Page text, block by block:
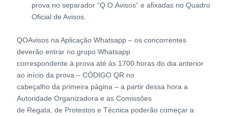
prova no separador “Q.O.Avisos” e afixadas no Quadro
Oficial de Avisos.
QOAvisos na Aplicação Whatsapp – os concorrentes
deverão entrar no grupo Whatsapp
correspondente à prova até às 1700 horas do dia anterior
ao início da prova – CÓDIGO QR no
cabeçalho da primeira página – a partir dessa hora a
Autoridade Organizadora e as Comissões
de Regata, de Protestos e Técnica poderão começar a